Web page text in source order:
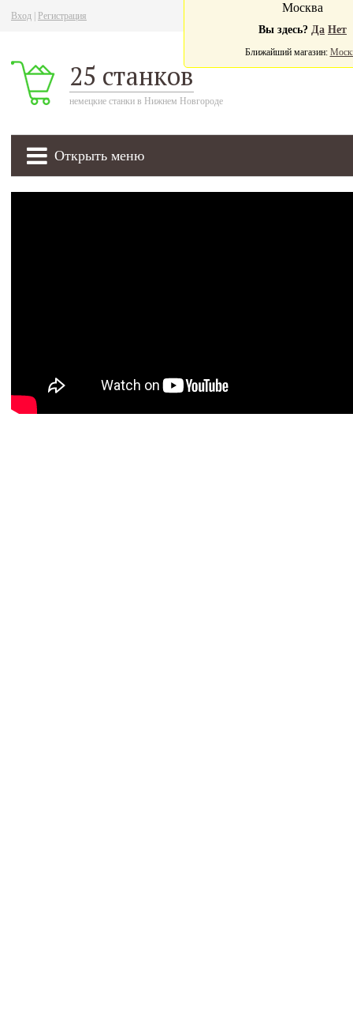
Вход Регистрация
25 станков
немецкие станки в Нижнем Новгороде
Открыть меню
Москва
Вы здесь? Да Нет
Ближайший магазин: